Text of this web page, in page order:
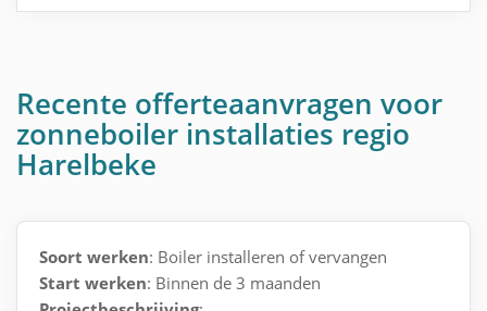
Recente offerteaanvragen voor
zonneboiler installaties regio
Harelbeke
Soort werken: Boiler installeren of vervangen
Start werken: Binnen de 3 maanden